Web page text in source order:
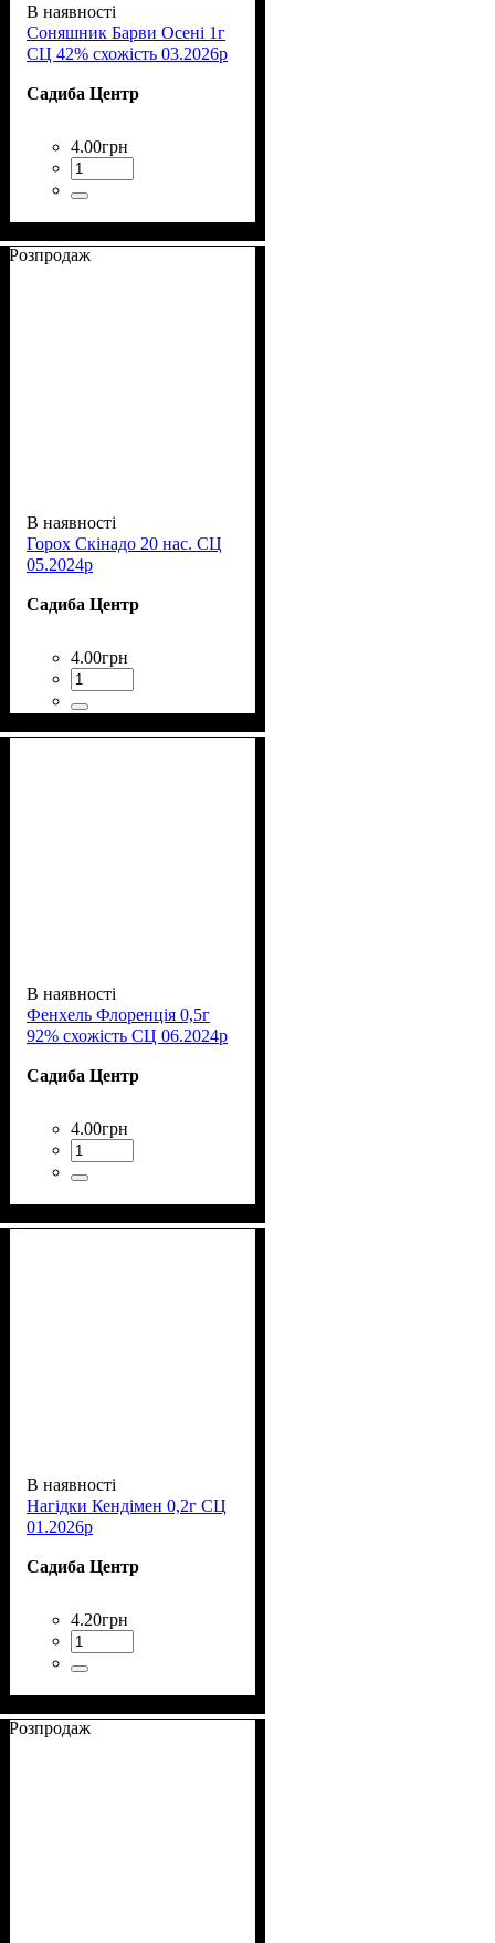
В наявності
Соняшник Барви Осені 1г
СЦ 42% схожість 03.2026р
Садиба Центр
4.00грн
Розпродаж
В наявності
Горох Скінадо 20 нас. СЦ
05.2024р
Садиба Центр
4.00грн
В наявності
Фенхель Флоренція 0,5г
92% схожість СЦ 06.2024р
Садиба Центр
4.00грн
В наявності
Нагідки Кендімен 0,2г СЦ
01.2026р
Садиба Центр
4.20грн
Розпродаж